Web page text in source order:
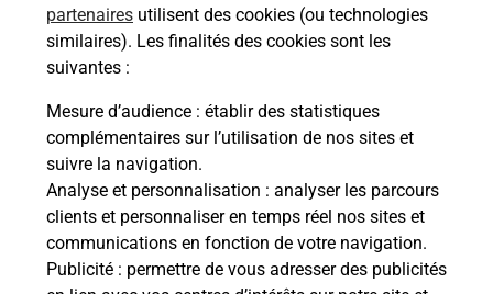
partenaires utilisent des cookies (ou technologies
similaires). Les finalités des cookies sont les
suivantes :
Mesure d’audience : établir des statistiques
complémentaires sur l’utilisation de nos sites et
suivre la navigation.
Analyse et personnalisation : analyser les parcours
clients et personnaliser en temps réel nos sites et
communications en fonction de votre navigation.
Publicité : permettre de vous adresser des publicités
Comment demander une
modification de livraison ?
Comment La Poste participe-t-elle
à votre sécurité au quotidien ?
Puis-je passer mon code de la route